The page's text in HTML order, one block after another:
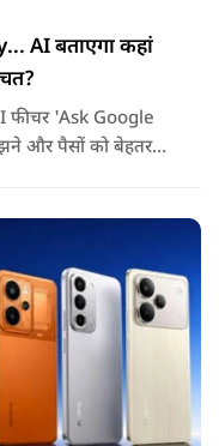
AI बताएगा कहां
और पैसों को बेहतर